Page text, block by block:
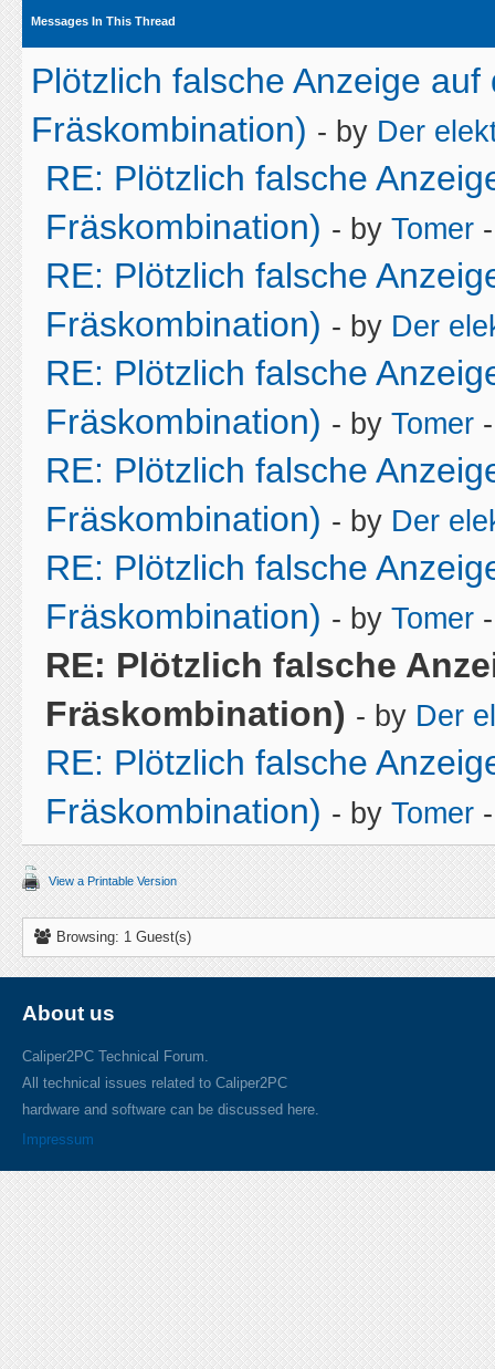
Messages In This Thread
Plötzlich falsche Anzeige
Fräskombination) - by Der
RE: Plötzlich falsche
Fräskombination) - by Tomer
RE: Plötzlich falsche
Fräskombination) - by Der
RE: Plötzlich falsche
Fräskombination) - by Tomer
RE: Plötzlich falsche
Fräskombination) - by Der
RE: Plötzlich falsche
Fräskombination) - by Tomer
RE: Plötzlich falsche
Fräskombination) - by Der
RE: Plötzlich falsche
Fräskombination) - by Tomer
View a Printable Version
Browsing: 1 Guest(s)
About us
Caliper2PC Technical Forum.
All technical issues related to Caliper2PC
hardware and software can be discussed here.
Impressum